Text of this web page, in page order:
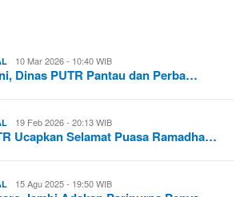
10 Mar 2026 - 10:40 WIB
Dinas PUTR Pantau dan Perba…
19 Feb 2026 - 20:13 WIB
Ucapkan Selamat Puasa Ramadha…
15 Agu 2025 - 19:50 WIB